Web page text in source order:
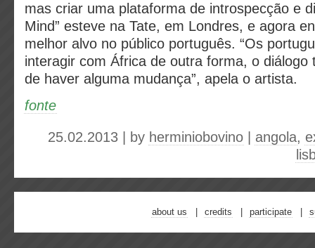
mas criar uma plataforma de introspecção e
Mind” esteve na Tate, em Londres, e agora
melhor alvo no público português. “Os
interagir com África de outra forma, o diálogo
de haver alguma mudança”, apela o artista.
fonte
25.02.2013 | by herminiobovino angola,
about us credits participate